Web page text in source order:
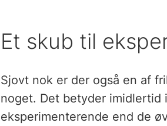
Et skub til
Sjovt nok er der også en af
noget. Det betyder imidlertid
eksperimenterende end de